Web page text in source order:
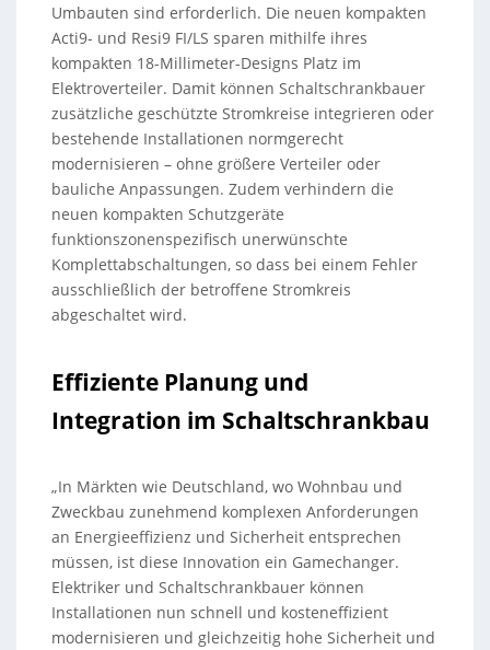
Umbauten sind erforderlich. Die neuen kompakten
Acti9- und Resi9 FI/LS sparen mithilfe ihres
kompakten 18-Millimeter-Designs Platz im
Elektroverteiler. Damit können Schaltschrankbauer
zusätzliche geschützte Stromkreise integrieren oder
bestehende Installationen normgerecht
modernisieren – ohne größere Verteiler oder
bauliche Anpassungen. Zudem verhindern die
neuen kompakten Schutzgeräte
funktionszonenspezifisch unerwünschte
Komplettabschaltungen, so dass bei einem Fehler
ausschließlich der betroffene Stromkreis
abgeschaltet wird.
Effiziente Planung und
Integration im Schaltschrankbau
„In Märkten wie Deutschland, wo Wohnbau und
Zweckbau zunehmend komplexen Anforderungen
an Energieeffizienz und Sicherheit entsprechen
müssen, ist diese Innovation ein Gamechanger.
Elektriker und Schaltschrankbauer können
Installationen nun schnell und kosteneffizient
modernisieren und gleichzeitig hohe Sicherheit und